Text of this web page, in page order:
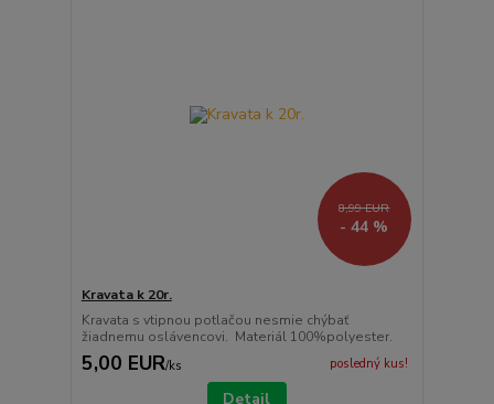
8,99 EUR
- 44 %
Kravata k 20r.
Kravata s vtipnou potlačou nesmie chýbať
žiadnemu oslávencovi. Materiál 100%polyester.
5,00 EUR/ks posledný kus!
Detail